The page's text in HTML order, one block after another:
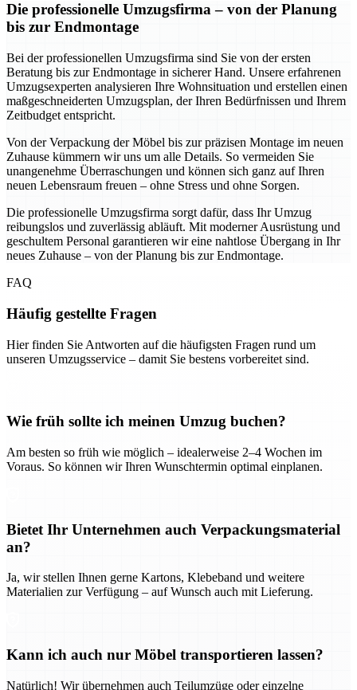
Die professionelle Umzugsfirma – von der Planung
bis zur Endmontage
Bei der professionellen Umzugsfirma sind Sie von der ersten
Beratung bis zur Endmontage in sicherer Hand. Unsere erfahrenen
Umzugsexperten analysieren Ihre Wohnsituation und erstellen einen
maßgeschneiderten Umzugsplan, der Ihren Bedürfnissen und Ihrem
Zeitbudget entspricht.
Von der Verpackung der Möbel bis zur präzisen Montage im neuen
Zuhause kümmern wir uns um alle Details. So vermeiden Sie
unangenehme Überraschungen und können sich ganz auf Ihren
neuen Lebensraum freuen – ohne Stress und ohne Sorgen.
Die professionelle Umzugsfirma sorgt dafür, dass Ihr Umzug
reibungslos und zuverlässig abläuft. Mit moderner Ausrüstung und
geschultem Personal garantieren wir eine nahtlose Übergang in Ihr
neues Zuhause – von der Planung bis zur Endmontage.
FAQ
Häufig gestellte Fragen
Hier finden Sie Antworten auf die häufigsten Fragen rund um
unseren Umzugsservice – damit Sie bestens vorbereitet sind.
Wie früh sollte ich meinen Umzug buchen?
Am besten so früh wie möglich – idealerweise 2–4 Wochen im
Voraus. So können wir Ihren Wunschtermin optimal einplanen.
Bietet Ihr Unternehmen auch Verpackungsmaterial
an?
Ja, wir stellen Ihnen gerne Kartons, Klebeband und weitere
Materialien zur Verfügung – auf Wunsch auch mit Lieferung.
Kann ich auch nur Möbel transportieren lassen?
Natürlich! Wir übernehmen auch Teilumzüge oder einzelne